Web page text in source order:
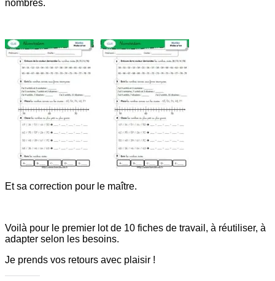
nombres.
Et sa correction pour le maître.
Voilà pour le premier lot de 10 fiches de travail, à réutiliser, à
adapter selon les besoins.
Je prends vos retours avec plaisir !